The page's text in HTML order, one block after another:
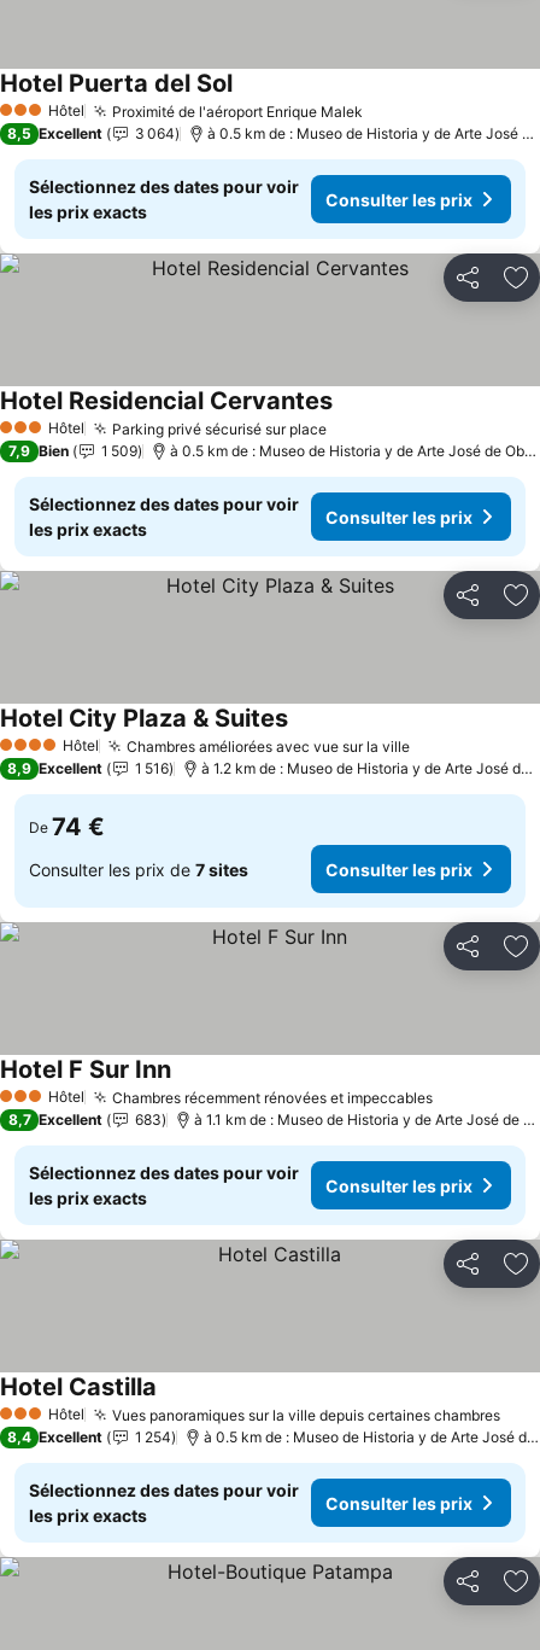
3 ÉtoilesHôtel Proximité de l'aéroport Enrique Malek
Hotel Puerta del SolConsulter les prix
8,5 Excellent 3 064 à 0.5 km de : Museo de Historia y de Arte José
Sélectionnez des dates pour voir
les prix exacts
Consulter les prix
Partager
3 ÉtoilesHôtel Parking privé sécurisé sur placeConsulter les prix
Hotel Residencial CervantesConsulter les prix
7,9 Bien 1 509 à 0.5 km de : Museo de Historia y de Arte José de
Sélectionnez des dates pour voir
les prix exacts
Consulter les prix
Partager
4 Étoiles Hôtel Chambres améliorées avec vue sur la villeConsulter les
Hotel City Plaza & SuitesConsulter les prix
8,9 Excellent 1 516 à 1.2 km de : Museo de Historia y de Arte José de
De 74 €
Consulter les prix de 7 sites Consulter les prix
Partager
3 ÉtoilesHôtel Chambres récemment rénovées et impeccablesConsulter
Hotel F Sur InnConsulter les prix
8,7 Excellent 683 à 1.1 km de : Museo de Historia y de Arte José de
Sélectionnez des dates pour voir
les prix exacts
Consulter les prix
Partager
3 ÉtoilesHôtel Vues panoramiques sur la ville depuis certaines chambres
Hotel Castilla
8,4 Excellent 1 254 à 0.5 km de : Museo de Historia y de Arte José de
Sélectionnez des dates pour voir
les prix exacts
Consulter les prix
Partager